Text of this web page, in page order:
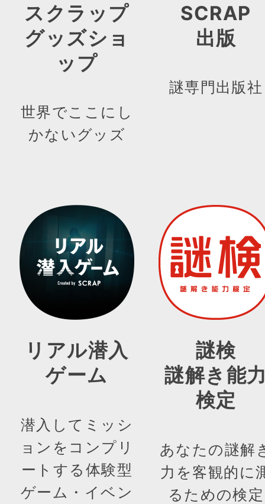
スクラップ
グッズショ
ップ
世界でここにし
かないグッズ
SCRAP
出版
謎専門出版社
リアル潜入
ゲーム
潜入してミッシ
ョンをコンプリ
ートする体験型
ゲーム・イベン
謎検
謎解き能
検定
あなたの謎解
力を客観的に
るための検定